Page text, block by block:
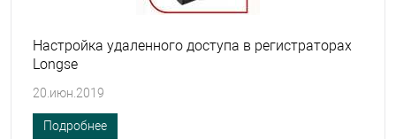
Настройка удаленного доступа в регистраторах
Longse
20.июн.2019
Подробнее